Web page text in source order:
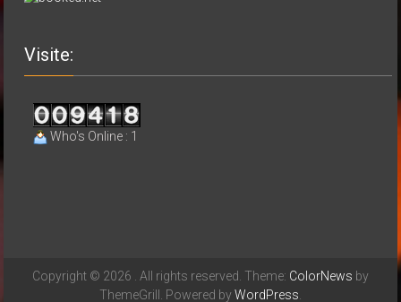
Visite:
Who's Online : 1
Copyright © 2026 . All rights reserved. Theme: ColorNews by
ThemeGrill. Powered byWordPress